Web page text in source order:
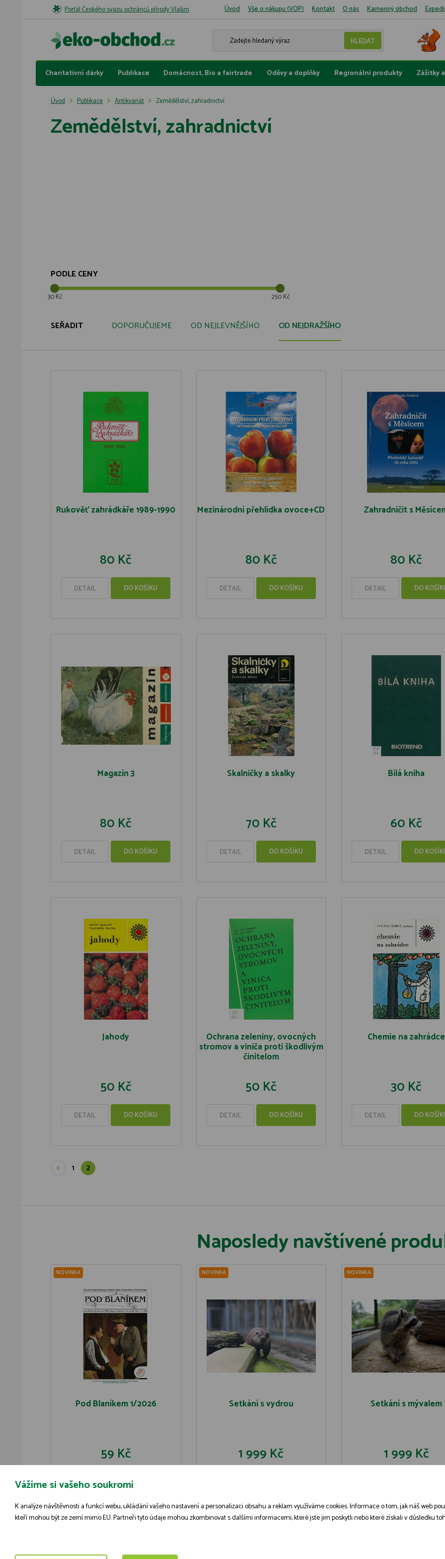
Portál Českého svazu ochránců přírody Vlašim Úvod Vše o nákupu (VOP) Kontakt O nás Kamenný obchod
Charitativní dárky Publikace Domácnost, Bio a fairtrade Oděvy a doplňky Regionální produkty Zážitky
Úvod Publikace Antikvariát Zemědělství, zahradnictví
Zemědělství, zahradnictví
PODLE CENY
30 Kč 250 Kč
SEŘADIT DOPORUČUJEME OD NEJLEVNĚJŠÍHO OD NEJDRAŽŠÍHO
Rukověť zahrádkáře 1989-1990
80 Kč
DETAIL DO KOŠÍKU
Mezinárodní přehlídka ovoce+CD
80 Kč
DETAIL DO KOŠÍKU
Zahradničit s
80 Kč
DETAIL DO
Magazín 3
80 Kč
DETAIL DO KOŠÍKU
Skalničky a skalky
70 Kč
DETAIL DO KOŠÍKU
Bílá kniha
60 Kč
DETAIL DO
Jahody
50 Kč
DETAIL DO KOŠÍKU
Ochrana zeleniny, ovocných
stromov a viniča proti škodlivým
činitelom
50 Kč
DETAIL DO KOŠÍKU
Chemie na zahrádce
30 Kč
DETAIL DO
1 2
Naposledy navštívené
NOVINKA
Pod Blaníkem 1/2026
59 Kč
DETAIL DO KOŠÍKU
NOVINKA
Setkání s vydrou
1 999 Kč
NOVINKA
Setkání s mývalem
1 999 Kč
© 2009-2026 ČSOP Vlašim,všechna práva vyhrazena
Vážíme si vašeho soukromí
K analýze návštěvnosti a funkcí webu, ukládání vašeho nastavení a personalizaci obsahu a reklam využíváme cookies. Informace o tom, jak náš web
kteří mohou být ze zemí mimo EU. Partneři tyto údaje mohou zkombinovat s dalšími informacemi, které jste jim poskytli nebo které získali v důsledku